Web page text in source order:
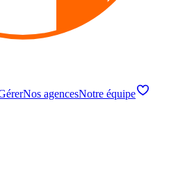
Nos agencesNotre équipe